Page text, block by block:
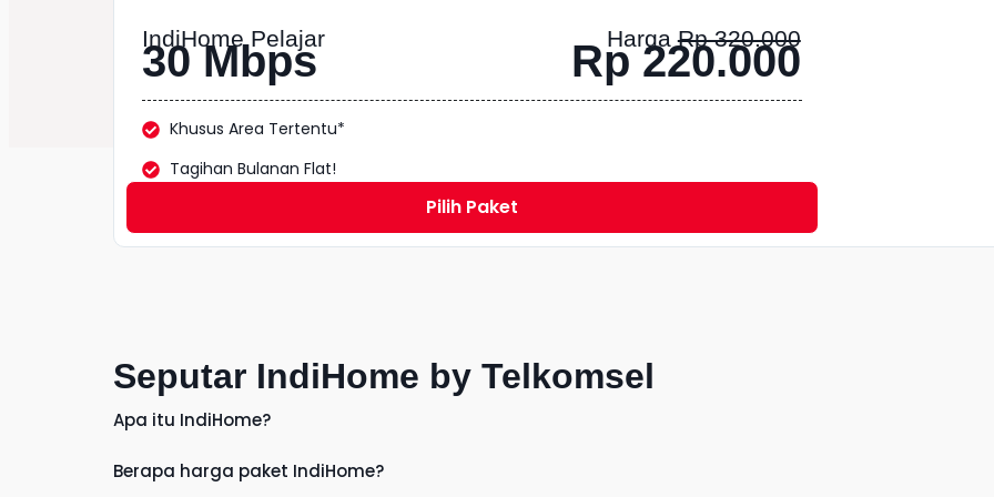
IndiHome Pelajar
30 Mbps HargaRp 320.000
Rp 220.000
Khusus Area Tertentu*
Tagihan Bulanan Flat!
Pilih Paket
Seputar IndiHome by Telkomsel
Apa itu IndiHome?
Berapa harga paket IndiHome?